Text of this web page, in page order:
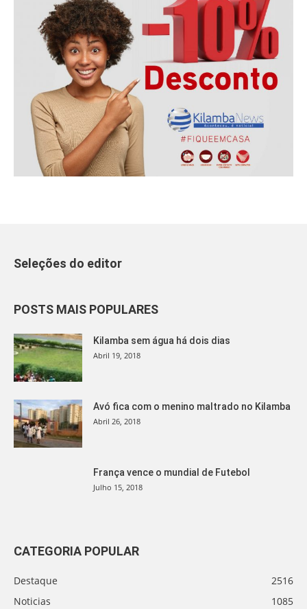
Seleções do editor
POSTS MAIS POPULARES
Kilamba sem água há dois dias
Abril 19, 2018
Avó fica com o menino maltrado no Kilamba
Abril 26, 2018
França vence o mundial de Futebol
Julho 15, 2018
CATEGORIA POPULAR
Destaque
2516
Noticias
1085